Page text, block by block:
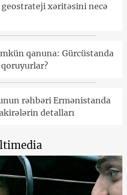
xəritəsini necə
qanuna: Gürcüstanda
rəhbəri Ermənistanda
detalları